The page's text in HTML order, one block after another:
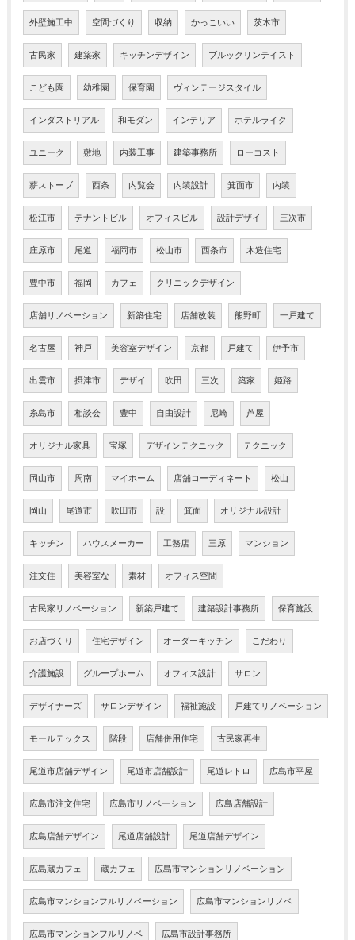
外壁施工中 空間づくり 収納 かっこいい 茨木市
古民家 建築家 キッチンデザイン ブルックリンテイスト
こども園 幼稚園 保育園 ヴィンテージスタイル
インダストリアル 和モダン インテリア ホテルライク
ユニーク 敷地 内装工事 建築事務所 ローコスト
薪ストーブ 西条 内覧会 内装設計 箕面市 内装
松江市 テナントビル オフィスビル 設計デザイ 三次市
庄原市 尾道 福岡市 松山市 西条市 木造住宅
豊中市 福岡 カフェ クリニックデザイン
店舗リノベーション 新築住宅 店舗改装 熊野町 一戸建て
名古屋 神戸 美容室デザイン 京都 戸建て 伊予市
出雲市 摂津市 デザイ 吹田 三次 築家 姫路
糸島市 相談会 豊中 自由設計 尼崎 芦屋
オリジナル家具 宝塚 デザインテクニック テクニック
岡山市 周南 マイホーム 店舗コーディネート 松山
岡山 尾道市 吹田市 設 箕面 オリジナル設計
キッチン ハウスメーカー 工務店 三原 マンション
注文住 美容室な 素材 オフィス空間
古民家リノベーション 新築戸建て 建築設計事務所 保育施設
お店づくり 住宅デザイン オーダーキッチン こだわり
介護施設 グループホーム オフィス設計 サロン
デザイナーズ サロンデザイン 福祉施設 戸建てリノベーション
モールテックス 階段 店舗併用住宅 古民家再生
尾道市店舗デザイン 尾道市店舗設計 尾道レトロ 広島市平屋
広島市注文住宅 広島市リノベーション 広島店舗設計
広島店舗デザイン 尾道店舗設計 尾道店舗デザイン
広島蔵カフェ 蔵カフェ 広島市マンションリノベーション
広島市マンションフルリノベーション 広島市マンションリノベ
広島市マンションフルリノベ 広島市設計事務所